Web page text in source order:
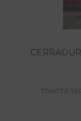
TOYOTA